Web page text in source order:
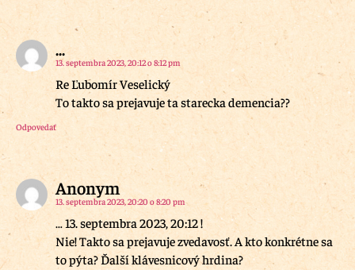
...
13. septembra 2023, 20:12 o 8:12 pm
Re Ľubomír Veselický
To takto sa prejavuje ta starecka demencia??
Odpovedať
Anonym
13. septembra 2023, 20:20 o 8:20 pm
… 13. septembra 2023, 20:12 !
Nie! Takto sa prejavuje zvedavosť. A kto konkrétne sa
to pýta? Ďalší klávesnicový hrdina?